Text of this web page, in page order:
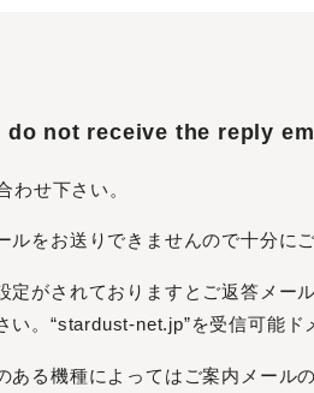
do not receive the reply
わせ下さい。
をお送りできませんので十分に
がされておりますとご返答メー
。“stardust-net.jp”を受信可能ド
る機種によってはご案内メール